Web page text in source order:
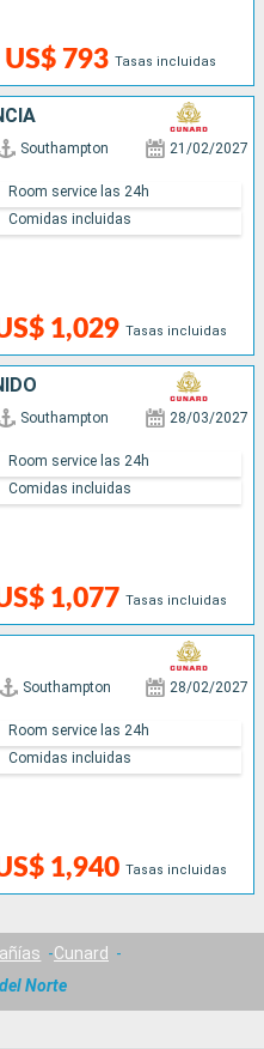
US$ 793 Tasas incluidas
Southampton 21/02/2027
1,029 Tasas incluidas
Room service las 24h
Comidas incluidas
Southampton 28/03/2027
1,077 Tasas incluidas
Room service las 24h
Comidas incluidas
Southampton 28/02/2027
1,940 Tasas incluidas
Room service las 24h
Comidas incluidas
Cunard
Norte